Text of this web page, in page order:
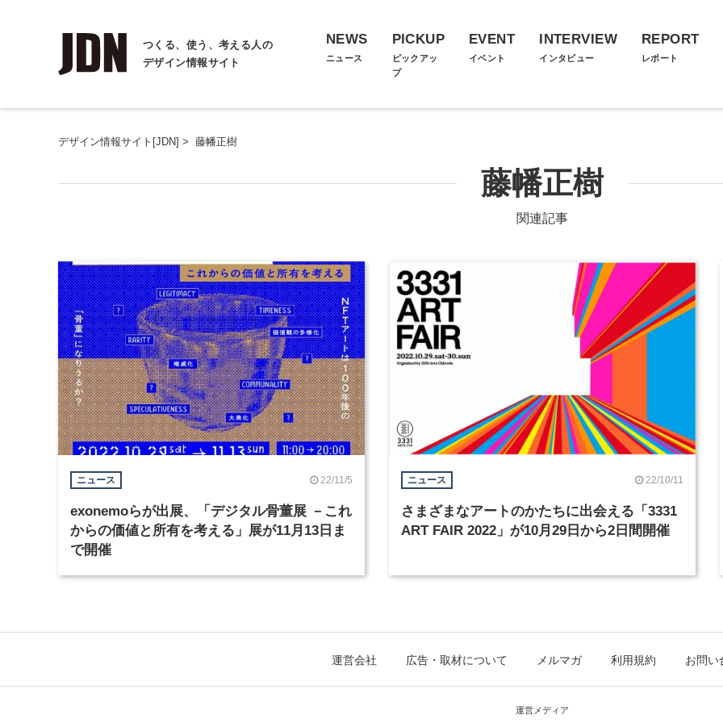
つくる、使う、考える人の
デザイン情報サイト
NEWS
ニュース
PICKUP
ピックアッ
プ
EVENT
イベント
INTERVIEW
インタビュー
REPORT
レポート
デザイン情報サイト[JDN] > 藤幡正樹
藤幡正樹
関連記事
ニュース 22/11/5
exonemoらが出展、「デジタル骨董展 －これ
からの価値と所有を考える」展が11月13日ま
で開催
ニュース 22/10/11
さまざまなアートのかたちに出会える「3331
ART FAIR 2022」が10月29日から2日間開催
運営会社 広告・取材について メルマガ 利用規約 お問い
運営メディア